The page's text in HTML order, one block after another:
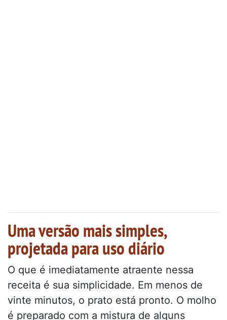
Uma versão mais simples,
projetada para uso diário
O que é imediatamente atraente nessa
receita é sua simplicidade. Em menos de
vinte minutos, o prato está pronto. O molho
é preparado com a mistura de alguns